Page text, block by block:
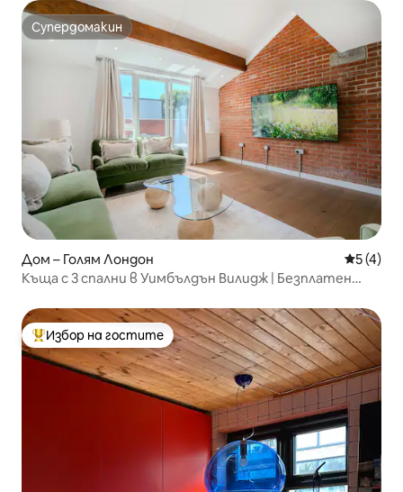
Супердомакин
Супердомакин
Дом – Голям Лондон Средна
5 (4)
Къща с 3 спални в Уимбълдън Вилидж | Безплатен
Най-популярен избор на гостите
Избор на гостите